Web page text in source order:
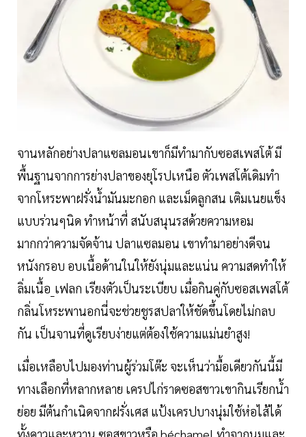
จานหลักอย่างปลาแซลมอนเขาก็มีทำมากับซอสเพสโต้ มี
พื้นฐานจากการย่างปลาของยุโรปเหนือ ตัวเพสโต้เดิมทำ
จากโหระพาฝรั่งน้ำมันมะกอก และเม็ดลูกสน เติมเนยแข็ง
แบบร่วนๆนิด ทำหน้าที่ สนับสนุนรสด้วยความหอม
มากกว่าความจัดจ้าน ปลาแซลมอน เขาทำมาอย่างดีจน
หนังกรอบ อบเนื้อด้านในให้ยังนุ่มและแน่น ความสดทำให้
ลิ่มเนื้อ_เฟลก เรียงตัวเป็นระเบียบ เมื่อกินคู่กับซอสเพสโต้
กลิ่นโหระพานอกนี่จะช่วยชูรสปลาให้ชัดขึ้นโดยไม่กลบ
กัน เป็นจานที่ดูเรียบง่ายแต่ต้องใช้ความแม่นยำสูง!
เมื่อเหลือบไปมองท่านผู้ร่วมโต๊ะ จะเห็นว่ามื้อเดียวกันนี้มี
ทางเลือกที่หลากหลาย เครปไก่ราดซอสขาวเขากินเรียกน้ำ
ย่อย มีต้นกำเนิดจากฝรั่งเศส แป้งเครปบางนุ่มใช้ห่อไส้ได้
ทั้งคาวและหวาน ซอสขาวหรือ béchamel ทำจากนมและ